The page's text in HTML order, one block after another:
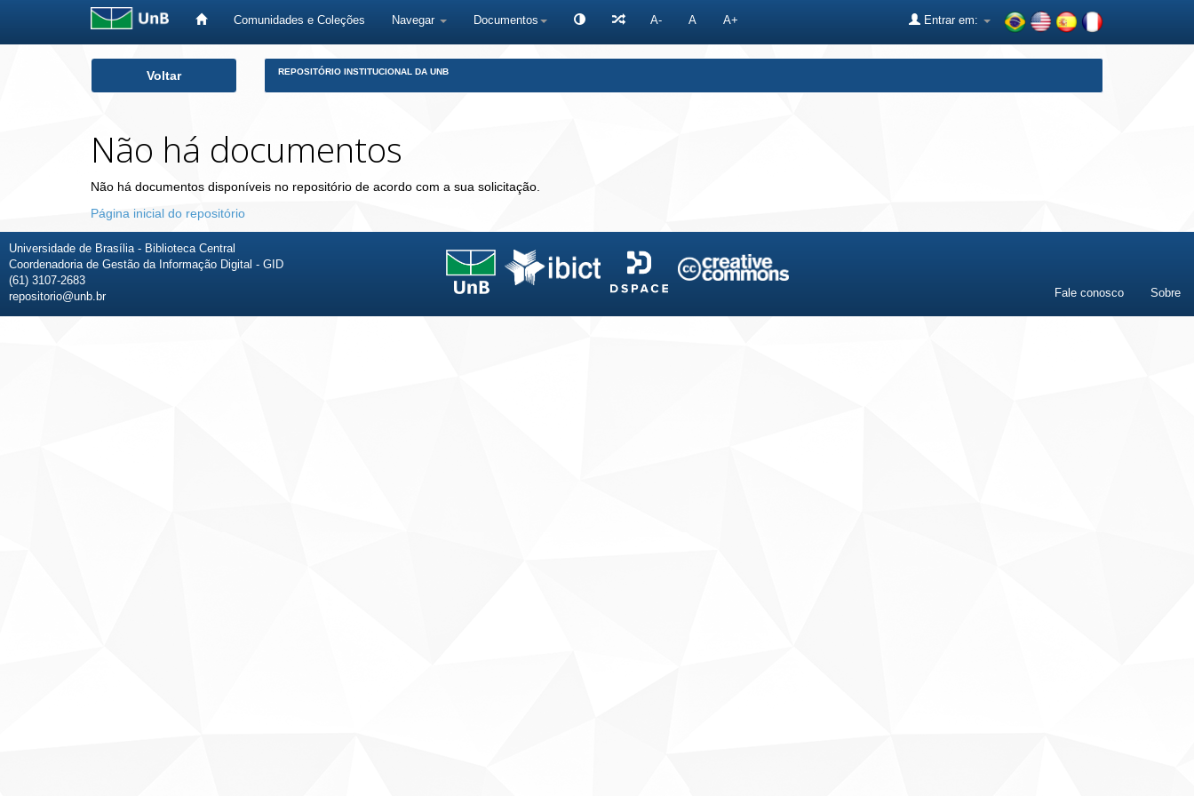
Comunidades e Coleções Navegar Documentos A- A A+ Entrar em:
Voltar REPOSITÓRIO INSTITUCIONAL DA UNB
Não há documentos
Não há documentos disponíveis no repositório de acordo com a sua solicitação.
Página inicial do repositório
Universidade de Brasília - Biblioteca Central
Coordenadoria de Gestão da Informação Digital - GID
(61) 3107-2683
repositorio@unb.br
Fale conosco Sobre